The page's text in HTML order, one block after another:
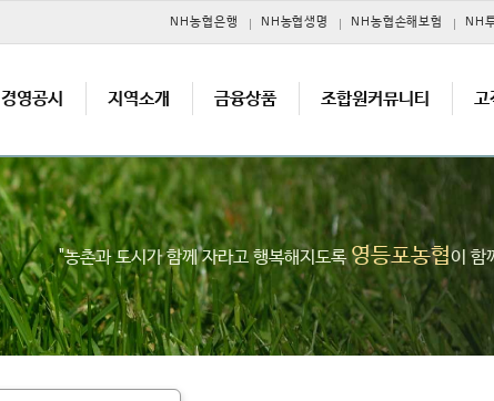
NH농협은행 NH농협생명 NH농협손해보험 NH
경영공시 지역소개 금융상품 조합원커뮤니티 고
"농촌과 도시가 함께 자라고 행복해지도록영등포농협이 함